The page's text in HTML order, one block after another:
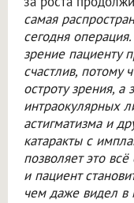
самая
сегодня
зрение пациенту
счастлив, потому
остроту зрения,
интраокулярных
астигматизма и
катаракты с
позволяет это
и пациент
чем даже видел в